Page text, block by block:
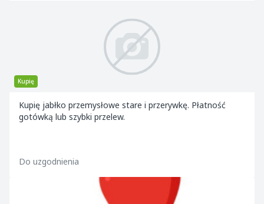
Kupię
Kupię jabłko przemysłowe stare i przerywkę. Płatność
gotówką lub szybki przelew.
Do uzgodnienia